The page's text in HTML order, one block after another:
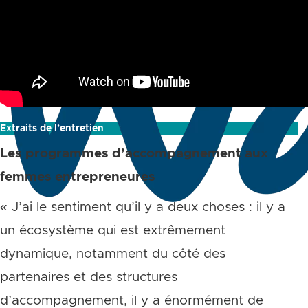
Extraits de l’entretien
Les programmes d’accompagnement aux
femmes entrepreneures
« J’ai le sentiment qu’il y a deux choses : il y a
un écosystème qui est extrêmement
dynamique, notamment du côté des
partenaires et des structures
d’accompagnement, il y a énormément de